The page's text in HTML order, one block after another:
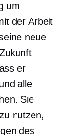
um
der Arbeit
neue
er
alle
Sie
nutzen,
des